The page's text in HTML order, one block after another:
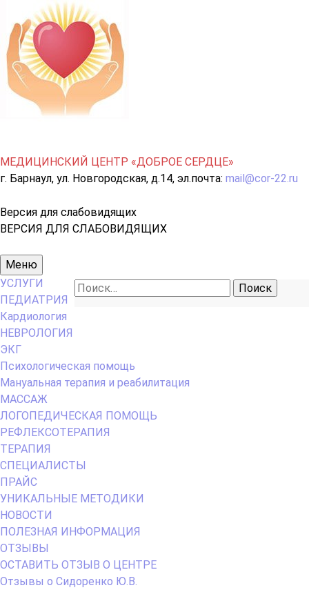
МЕДИЦИНСКИЙ ЦЕНТР «ДОБРОЕ СЕРДЦЕ»
г. Барнаул, ул. Новгородская, д.14, эл.почта: mail@cor-22.ru
Версия для слабовидящих
ВЕРСИЯ ДЛЯ СЛАБОВИДЯЩИХ
Основное
меню
Меню
Найти:
УСЛУГИ
ПЕДИАТРИЯ
Кардиология
НЕВРОЛОГИЯ
ЭКГ
Психологическая помощь
Мануальная терапия и реабилитация
МАССАЖ
ЛОГОПЕДИЧЕСКАЯ ПОМОЩЬ
РЕФЛЕКСОТЕРАПИЯ
ТЕРАПИЯ
СПЕЦИАЛИСТЫ
ПРАЙС
УНИКАЛЬНЫЕ МЕТОДИКИ
НОВОСТИ
ПОЛЕЗНАЯ ИНФОРМАЦИЯ
ОТЗЫВЫ
ОСТАВИТЬ ОТЗЫВ О ЦЕНТРЕ
Отзывы о Сидоренко Ю.В.